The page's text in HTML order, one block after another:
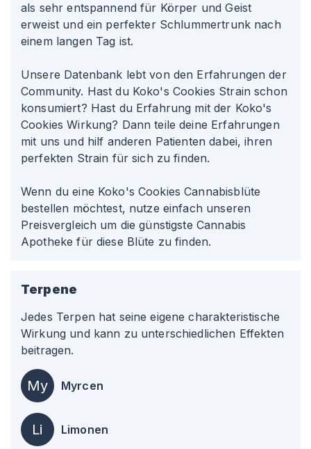
als sehr entspannend für Körper und Geist
erweist und ein perfekter Schlummertrunk nach
einem langen Tag ist.
Unsere Datenbank lebt von den Erfahrungen der
Community. Hast du Koko's Cookies Strain schon
konsumiert? Hast du Erfahrung mit der Koko's
Cookies Wirkung? Dann teile deine Erfahrungen
mit uns und hilf anderen Patienten dabei, ihren
perfekten Strain für sich zu finden.
Wenn du eine Koko's Cookies Cannabisblüte
bestellen möchtest, nutze einfach unseren
Preisvergleich um die günstigste Cannabis
Apotheke für diese Blüte zu finden.
Terpene
Jedes Terpen hat seine eigene charakteristische
Wirkung und kann zu unterschiedlichen Effekten
beitragen.
My Myrcen
Li Limonen